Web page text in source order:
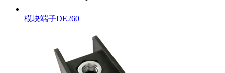
模块端子DE260